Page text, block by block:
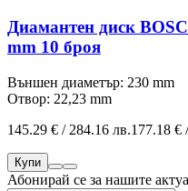
Диамантен диск
mm 10 броя
Външен диаметър: 230 mm
Отвор: 22,23 mm
145.29 € / 284.16 лв.177.18 €
Купи
Абонирай се за нашите